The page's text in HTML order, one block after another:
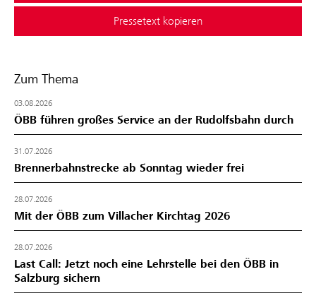
Pressetext kopieren
Zum Thema
03.08.2026
ÖBB führen großes Service an der Rudolfsbahn durch
31.07.2026
Brennerbahnstrecke ab Sonntag wieder frei
28.07.2026
Mit der ÖBB zum Villacher Kirchtag 2026
28.07.2026
Last Call: Jetzt noch eine Lehrstelle bei den ÖBB in
Salzburg sichern